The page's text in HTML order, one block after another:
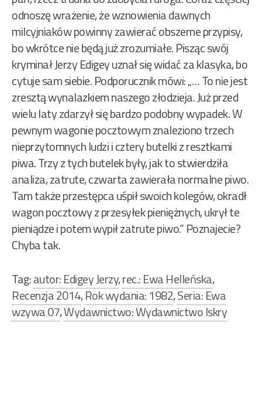
odnoszę wrażenie, że wznowienia dawnych
milcyjniaków powinny zawierać obszerne przypisy,
bo wkrótce nie będą już zrozumiałe. Pisząc swój
kryminał Jerzy Edigey uznał się widać za klasyka, bo
cytuje sam siebie. Podporucznik mówi: „… To nie jest
zresztą wynalazkiem naszego złodzieja. Już przed
wielu laty zdarzył się bardzo podobny wypadek. W
pewnym wagonie pocztowym znaleziono trzech
nieprzytomnych ludzi i cztery butelki z resztkami
piwa. Trzy z tych butelek były, jak to stwierdziła
analiza, zatrute, czwarta zawierała normalne piwo.
Tam także przestępca uśpił swoich kolegów, okradł
wagon pocztowy z przesyłek pieniężnych, ukrył te
pieniądze i potem wypił zatrute piwo.” Poznajecie?
Chyba tak.
Tag:autor: Edigey Jerzy,rec.: Ewa Helleńska,
Recenzja 2014,Rok wydania: 1982,Seria: Ewa
wzywa 07,Wydawnictwo: Wydawnictwo Iskry